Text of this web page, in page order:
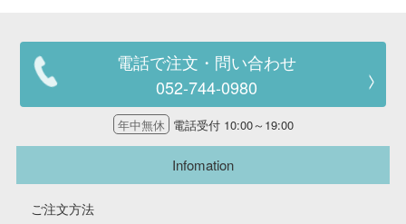
電話で注文・問い合わせ
052-744-0980
年中無休 電話受付 10:00～19:00
Infomation
ご注文方法